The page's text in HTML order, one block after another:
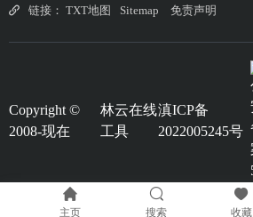
链接： TXT地图 Sitemap 免责声明
Copyright ©
2008-现在
林云在线
工具
滇ICP备
2022005245号
主页 搜索 收藏